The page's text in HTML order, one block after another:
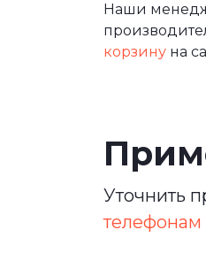
Наши
корзину на
Уточнить
телефонам